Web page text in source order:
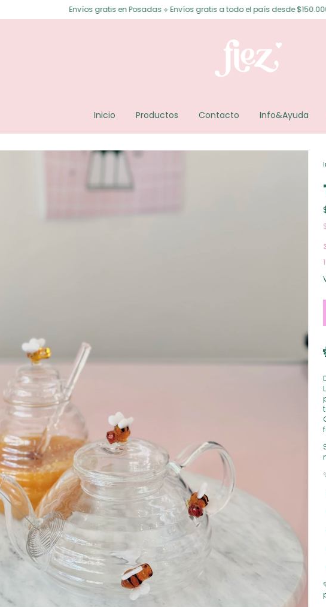
Envíos gratis en Posadas ⟡ Envíos gratis a todo el país desde $150.000 ⟡ 3 cuotas
Inicio Productos Contacto Info&Ayuda